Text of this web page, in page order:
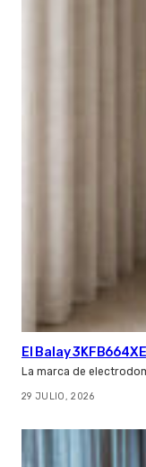
El Balay
La marca de
29 JULIO, 2026